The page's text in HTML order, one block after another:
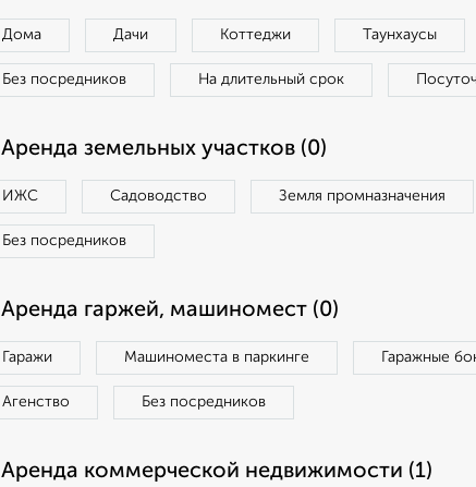
Дома Дачи Коттеджи Таунхаусы
Без посредников На длительный срок
Аренда земельных участков (0)
ИЖС Садоводство Земля промназначения
Без посредников
Аренда гаржей, машиномест (0)
Гаражи Машиноместа в паркинге Гаражные
Агенство Без посредников
Аренда коммерческой недвижимости (1)